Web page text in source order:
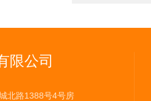
限公司
北路1388号4号房